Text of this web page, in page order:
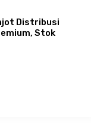
Distribusi
Stok